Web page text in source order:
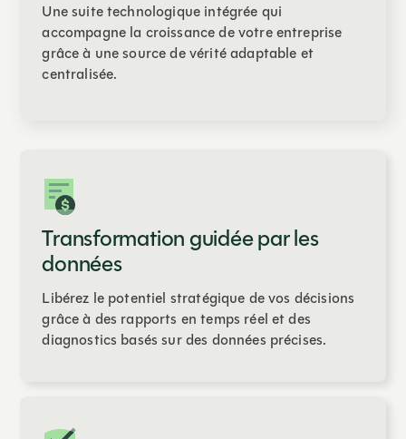
Une suite technologique intégrée qui
accompagne la croissance de votre entreprise
grâce à une source de vérité adaptable et
centralisée.
Transformation guidée par les
données
Libérez le potentiel stratégique de vos décisions
grâce à des rapports en temps réel et des
diagnostics basés sur des données précises.